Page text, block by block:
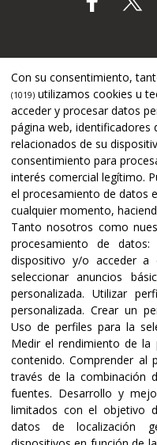
Certificaciones y
Con su consentimiento,
(1019) utilizamos cookies u
acceder y procesar datos
página web,
relacionados de su
consentimiento para
interés comercial legítimo.
el procesamiento de datos
cualquier momento,
Tanto nosotros como
procesamiento de datos:
dispositivo y/o acceder a
seleccionar anuncios
personalizada. Utilizar
personalizada.Crear un
Uso de perfiles para la
Medir el rendimiento de la
contenido.Comprender al
través de la combinación
fuentes. Desarrollo y
limitados con el objetivo
datos de localización